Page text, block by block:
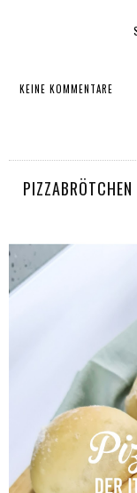
KEINE KOMMENTARE